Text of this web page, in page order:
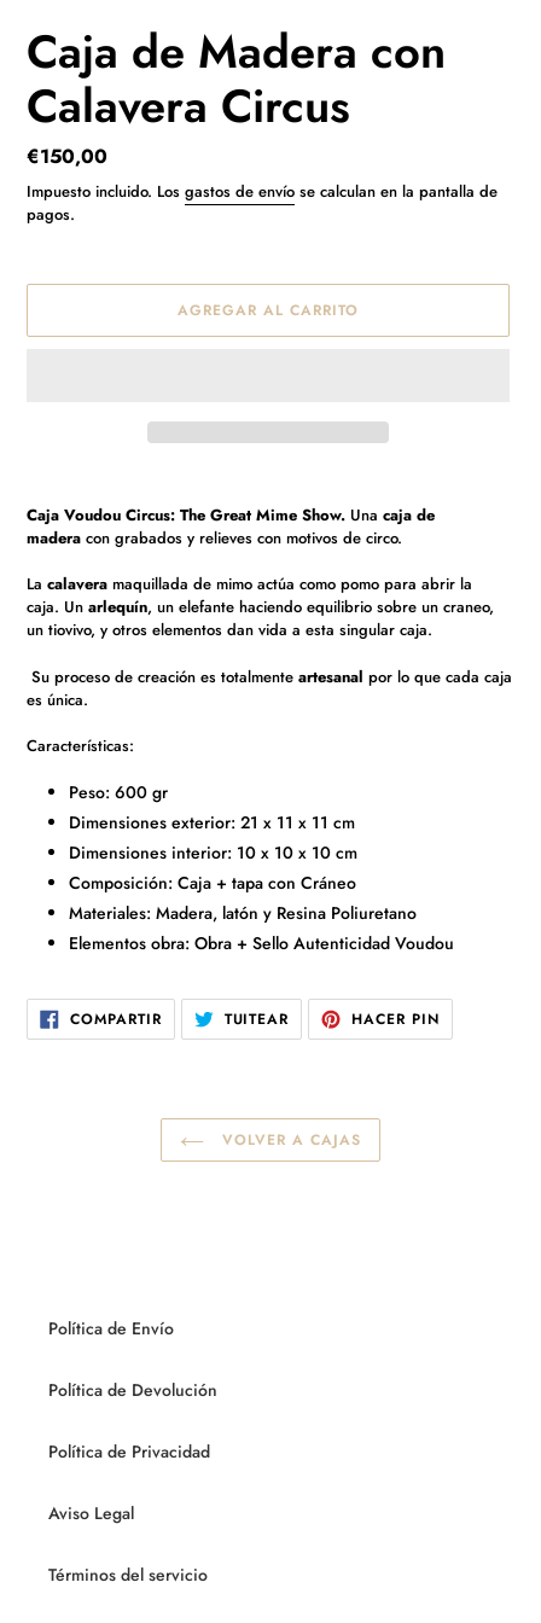
Caja de Madera con
Calavera Circus
Precio
habitual
€150,00
Impuesto incluido. Los gastos de envío se calculan en la pantalla de
pagos.
AGREGAR AL CARRITO
producto
a
carrito
de
compra
Caja Voudou Circus: The Great Mime Show. Una caja de
madera con grabados y relieves con motivos de circo.
La calavera maquillada de mimo actúa como pomo para abrir la
caja. Un arlequín, un elefante haciendo equilibrio sobre un craneo,
un tiovivo, y otros elementos dan vida a esta singular caja.
Su proceso de creación es totalmente artesanal por lo que cada caja
es única.
Características:
Peso: 600 gr
Dimensiones exterior: 21 x 11 x 11 cm
Dimensiones interior: 10 x 10 x 10 cm
Composición: Caja + tapa con Cráneo
Materiales: Madera, latón y Resina Poliuretano
Elementos obra: Obra + Sello Autenticidad Voudou
COMPARTIRCOMPARTIR
EN
FACEBOOK
TUITEAR TUITEAR
EN
TWITTER
HACER PINPINEAR
EN
PINTEREST
VOLVER A CAJAS
Política de Envío
Política de Devolución
Política de Privacidad
Aviso Legal
Términos del servicio